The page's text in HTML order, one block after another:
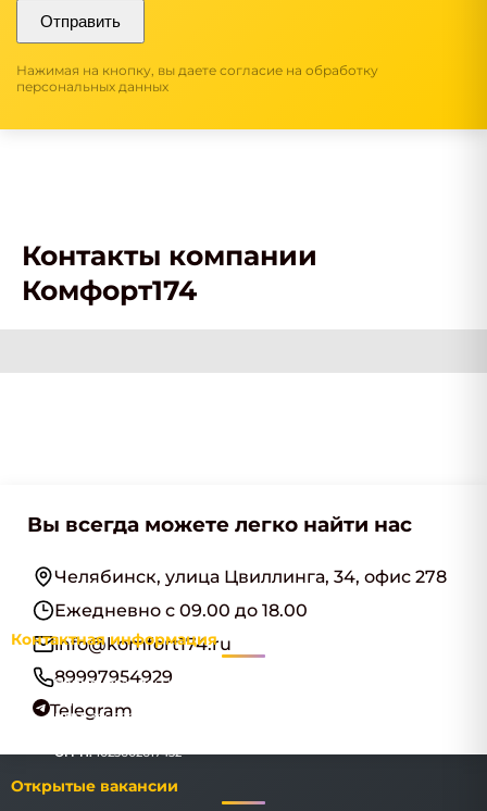
Отправить
Нажимая на кнопку, вы даете согласие на обработку
персональных данных
Контакты компании
Комфорт174
Вы всегда можете легко найти нас
Челябинск, улица Цвиллинга, 34, офис 278
Ежедневно с 09.00 до 18.00
info@komfort174.ru
89997954929
Telegram
Контактная информация
Наименование:ООО "Комфорт174"
Адрес:
ИНН:3666069183
ОГРН:1023602617432
Открытые вакансии